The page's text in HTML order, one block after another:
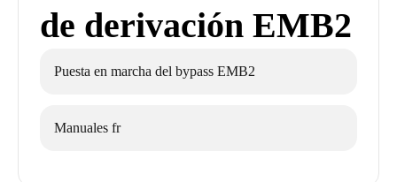
de derivación EMB2
Puesta en marcha del bypass EMB2
Manuales fr